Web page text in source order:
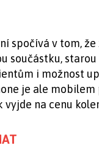
spočívá v tom,
součástku,
i možnost
je ale mobilem
vyjde na cenu